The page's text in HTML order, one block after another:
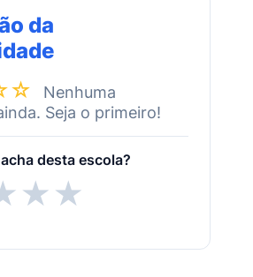
da
Nenhuma
Seja o primeiro!
desta escola?
★★